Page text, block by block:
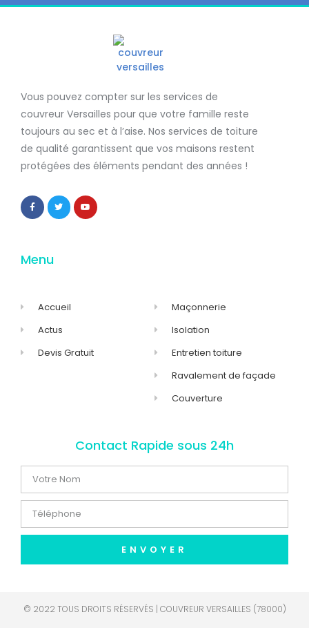
Vous pouvez compter sur les services de
couvreur Versailles pour que votre famille reste
toujours au sec et à l’aise. Nos services de toiture
de qualité garantissent que vos maisons restent
protégées des éléments pendant des années !
Menu
Accueil
Actus
Devis Gratuit
Maçonnerie
Isolation
Entretien toiture
Ravalement de façade
Couverture
Contact Rapide sous 24h
ENVOYER
© 2022 TOUS DROITS RÉSERVÉS | COUVREUR VERSAILLES (78000)